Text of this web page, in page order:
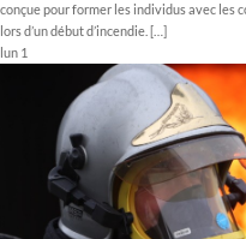
conçue pour former les individus avec les
lors d’un début d’incendie. […]
lun 1